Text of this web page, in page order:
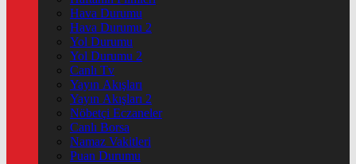
Hava Durumu
Hava Durumu 2
Yol Durumu
Yol Durumu 2
Canlı Tv
Yayın Akışları
Yayın Akışları 2
Nöbetçi Eczaneler
Canlı Borsa
Namaz Vakitleri
Puan Durumu